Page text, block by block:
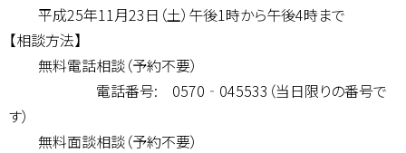
平成25年11月23日（土）午後1時から午後4時まで
【相談方法】
無料電話相談（予約不要）
電話番号: 0570‐045533（当日限りの番号で
す）
無料面談相談（予約不要）